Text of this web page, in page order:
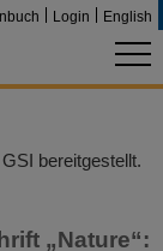
Login English
bereitgestellt.
„Nature“: